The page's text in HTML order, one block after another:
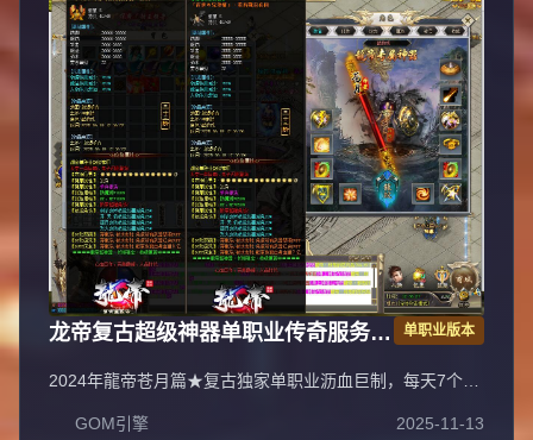
龙帝复古超级神器单职业传奇服务端
单职业版本
2024年龍帝苍月篇★复古独家单职业沥血巨制，每天7个新
点），1元=100000元宝+100荣誉+1000龍币+1充值点，无
GOM引擎 2025-11-13